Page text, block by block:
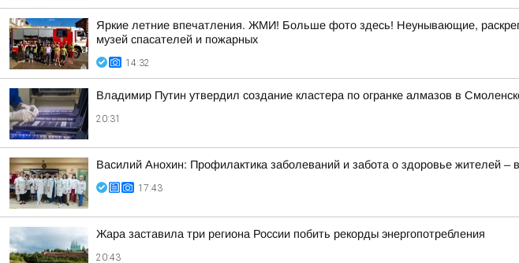
Яркие летние впечатления. ЖМИ! Больше фото здесь! Неунывающие,
музей спасателей и пожарных
14:32
Владимир Путин утвердил создание кластера по огранке алмазов в
20:31
Василий Анохин: Профилактика заболеваний и забота о здоровье жителей –
17:43
Жара заставила три региона России побить рекорды энергопотребления
20:43